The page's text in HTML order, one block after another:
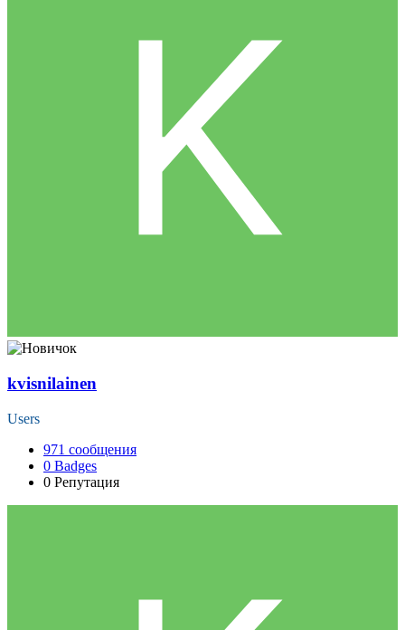
kvisnilainen
Users
971 сообщения
0 Badges
0 Репутация